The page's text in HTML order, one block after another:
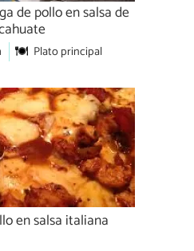
de pollo en salsa de
Plato principal
en salsa italiana